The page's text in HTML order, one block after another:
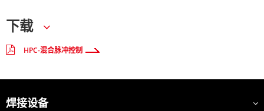
下载
HPC-混合脉冲控制
焊接设备